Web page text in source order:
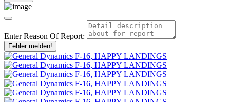
Enter Reason Of Report:
Fehler melden!